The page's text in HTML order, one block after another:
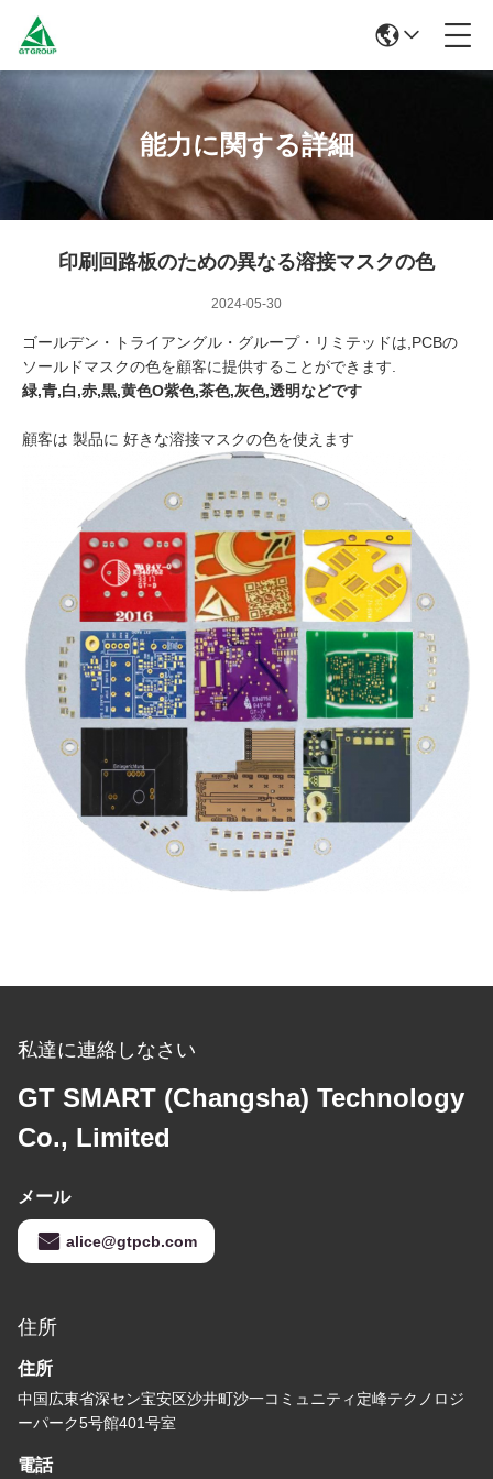
能力に関する詳細
印刷回路板のための異なる溶接マスクの色
2024-05-30
ゴールデン・トライアングル・グループ・リミテッドは,PCBの
ソールドマスクの色を顧客に提供することができます.
緑,青,白,赤,黒,黄色O紫色,茶色,灰色,透明などです
顧客は 製品に 好きな溶接マスクの色を使えます
私達に連絡しなさい
GT SMART (Changsha) Technology
Co., Limited
メール
alice@gtpcb.com
住所
住所
中国広東省深セン宝安区沙井町沙一コミュニティ定峰テクノロジ
ーパーク5号館401号室
電話